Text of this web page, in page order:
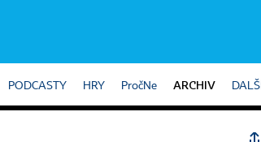
PODCASTY HRY PročNe ARCHIV DALŠÍ